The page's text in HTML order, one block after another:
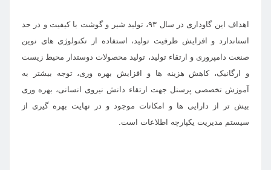
اهداف این گاوداری در سال ۹۳، تولید شیر و گوشت با کیفیت و در حد
استاندارد و افزایش ظرفیت تولید، استفاده از تکنولوژی های نوین
صنعت دامپروری و ارتقاء تولید، تولید محصولات دوستدار محیط زیست
و ارگانیک، کاهش هزینه ها و افزایش بهره وری، توجه بیشتر به
آموزش تخصصی پرسنل جهت ارتقاء دانش نیروی انسانی، بهره وری
بیش تر از دارایی ها و امکانات موجود و در نهایت بهره گیری از
سیستم مدیریت یکپارچه اطلاعات است.